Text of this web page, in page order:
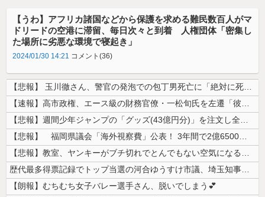
【うわ】アフリカ諸国などから保護を求める難民数百人がマ
ドリードの空港に滞留、毎日次々と到着 人権団体「密集し
た場所に劣悪な環境で寝起き」
2024/01/30 14:21 コメント(36)
【悲報】 玉川徹さん、警官の発泡での包丁男死亡に「絶対に死刑にならない...
【速報】高市政権、エース級の財務官僚・一松旬氏を左遷「彼は協力的でなか...
【悲報】週間少年ジャンプの「グッズ(43億円分)」を注文し全てキャンセ...
【悲報】 福岡県議会「海外視察費」公表！ 3年間で2億6500万円ｗ...
【悲報】教室、ヤンキーがブチ切れでとんでもない空気になるｗｗｗｗ
歴代最多得票記録でトップ当選の河合ゆうすけ市議、埼玉知事選（来年８月）...
【朗報】むちむち女子バレー選手さん、脱いでしまう💕